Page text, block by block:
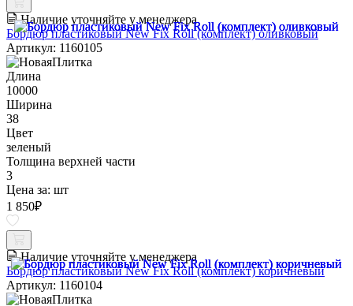
Наличие уточняйте у менеджера
Бордюр пластиковый New Fix Roll (комплект) оливковый
Артикул: 1160105
Длина
10000
Ширина
38
Цвет
зеленый
Толщина верхней части
3
Цена за: шт
1 850₽
Наличие уточняйте у менеджера
Бордюр пластиковый New Fix Roll (комплект) коричневый
Артикул: 1160104